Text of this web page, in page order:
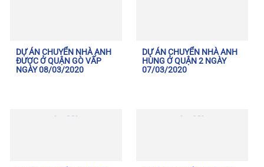
DỰ ÁN CHUYỂN NHÀ ANH
ĐƯỢC Ở QUẬN GÒ VẤP
NGÀY 08/03/2020
DỰ ÁN CHUYỂN NHÀ ANH
HÙNG Ở QUẬN 2 NGÀY
07/03/2020